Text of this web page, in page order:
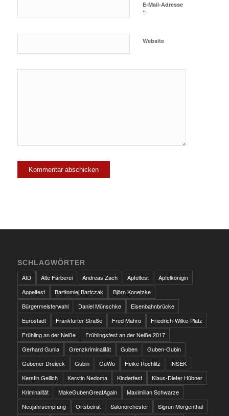
E-Mail-Adresse
*
Website
SCHLAGWÖRTER
AfD
Alte Färberei Andreas Zach Apfelfest
Apfelkönigin
Appelfest
Bartłomiej Bartczak
Björn Konetzke
Bürgermeisterwahl
Daniel Münschke
Eisenbahnbrücke
Eurostadt
Frankfurter Straße Fred Mahro
Friedrich-Wilke-Platz
Frühling an der Neiße
Frühlingsfest an der Neiße 2017
Gerhard Gunia
Grenzkriminalität Guben
Guben-Gubin
Gubener Dreieck
Gubin GuWo Heike Rochlitz
INSEK
Kerstin Geilich
Kerstin Nedoma Kinderfest
Klaus-Dieter Hübner
Kriminalität
MakeGubenGreatAgain
Maximilian Schwarze
Neujahrsempfang
Ortsbeirat Salonorchester
Sigrun Morgenthal